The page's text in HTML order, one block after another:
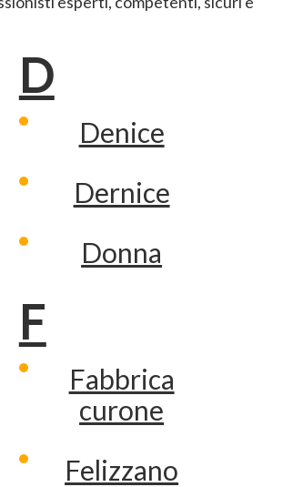
D
Denice
Dernice
Donna
F
Fabbrica
curone
Felizzano